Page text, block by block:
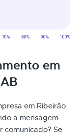
em
em Ribeirão
a mensagem
comunicado? Se